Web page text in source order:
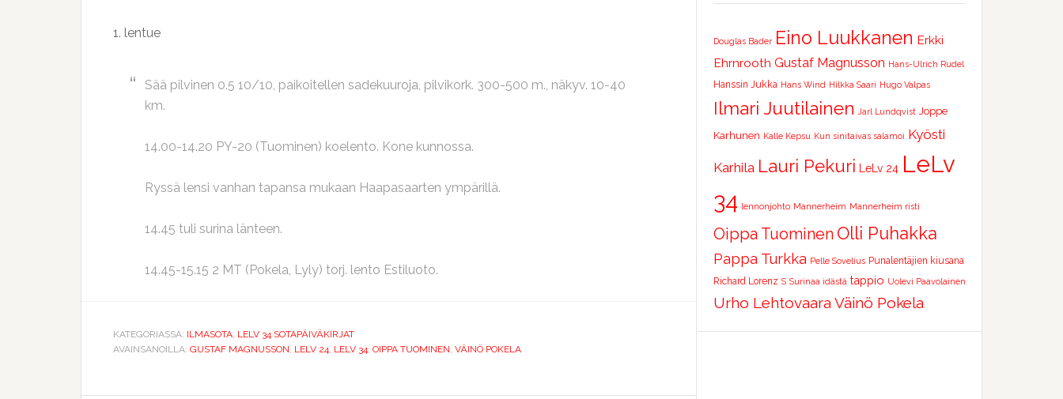
1. lentue
Sää pilvinen 0.5 10/10, paikoitellen sadekuuroja, pilvikork. 300-500 m., näkyv. 10-40
km.
14.00-14.20 PY-20 (Tuominen) koelento. Kone kunnossa.
Ryssä lensi vanhan tapansa mukaan Haapasaarten ympärillä.
14.45 tuli surina länteen.
14.45-15.15 2 MT (Pokela, Lyly) torj. lento Estiluoto.
KATEGORIASSA: ILMASOTA, LELV 34 SOTAPÄIVÄKIRJAT
AVAINSANOILLA: GUSTAF MAGNUSSON, LELV 24, LELV 34, OIPPA TUOMINEN, VÄINÖ POKELA
Douglas Bader Eino Luukkanen Erkki
Ehrnrooth Gustaf Magnusson Hans-Ulrich Rudel
Hanssin Jukka Hans Wind Hilkka Saari Hugo Valpas
Ilmari Juutilainen Jarl Lundqvist Joppe
Karhunen Kalle Kepsu Kun sinitaivas salamoi Kyösti
Karhila Lauri Pekuri LeLv 24 LeLv
34 lennonjohto Mannerheim Mannerheim risti
Oippa Tuominen Olli Puhakka
Pappa Turkka Pelle Sovelius Punalentäjien kiusana
Richard Lorenz S Surinaa idästä tappio Uolevi Paavolainen
Urho Lehtovaara Väinö Pokela